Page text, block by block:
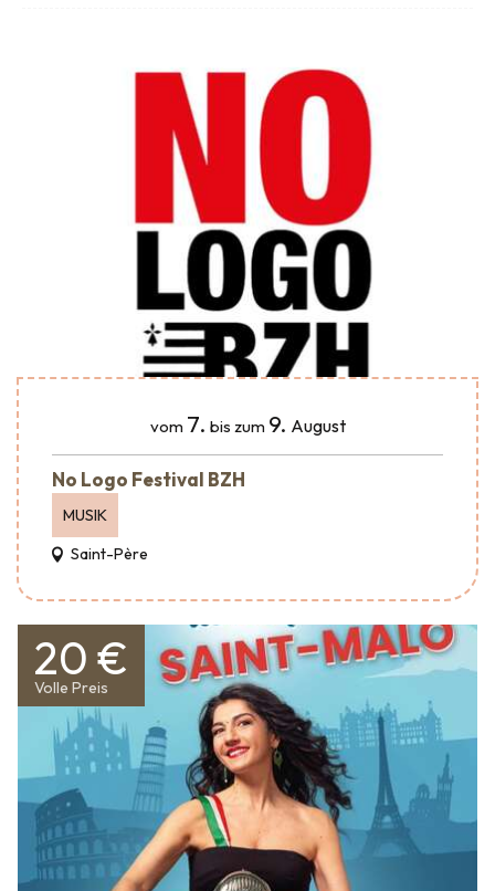
vom 7. bis zum 9. August
No Logo Festival BZH
MUSIK
Saint-Père
20 €
Volle Preis